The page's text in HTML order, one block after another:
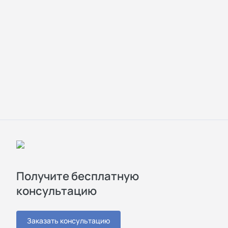
Получите бесплатную
консультацию
Заказать консультацию